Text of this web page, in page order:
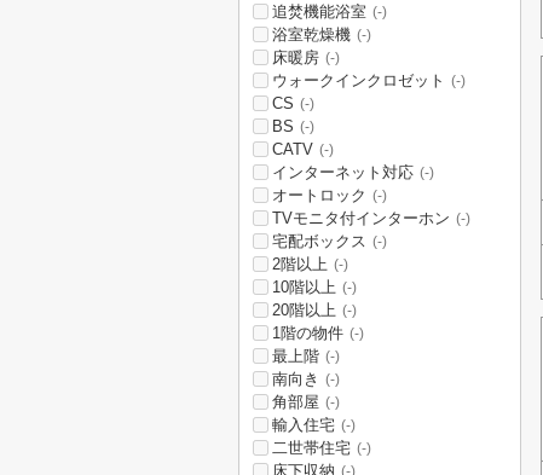
追焚機能浴室 (-)
浴室乾燥機 (-)
床暖房 (-)
ウォークインクロゼット (-)
CS (-)
BS (-)
CATV (-)
インターネット対応 (-)
オートロック (-)
TVモニタ付インターホン (-)
宅配ボックス (-)
2階以上 (-)
10階以上 (-)
20階以上 (-)
1階の物件 (-)
最上階 (-)
南向き (-)
角部屋 (-)
輸入住宅 (-)
二世帯住宅 (-)
床下収納 (-)